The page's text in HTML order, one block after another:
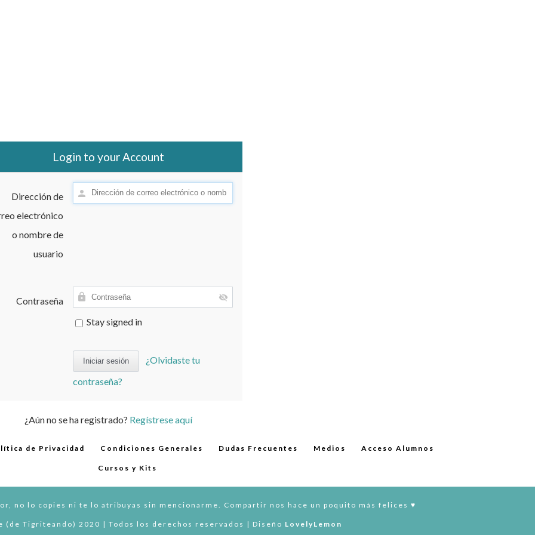
Login to your Account
Dirección de
electrónico
o nombre de
usuario
Contraseña
Stay signed in
¿Olvidaste tu
contraseña?
¿Aún no se ha registrado? Regístrese aquí
de Privacidad Condiciones Generales Dudas Frecuentes Medios Acceso Alumnos
Cursos y Kits
no lo copies ni te lo atribuyas sin mencionarme. Compartir nos hace un poquito más felices ♥︎
(de Tigriteando) 2020 | Todos los derechos reservados | Diseño LovelyLemon